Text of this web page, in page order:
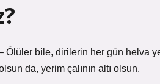
Ölüler bile, dirilerin her gün helva
da, yerim çalının altı olsun.